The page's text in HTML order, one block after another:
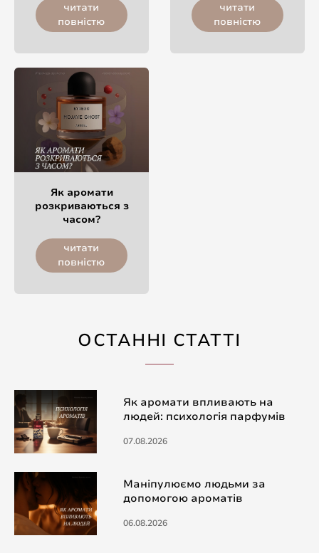
читати
повністю
читати
повністю
Як аромати
розкриваються з
часом?
читати
повністю
ОСТАННІ СТАТТІ
Як аромати впливають на
людей: психологія парфумів
07.08.2026
Маніпулюємо людьми за
допомогою ароматів
06.08.2026